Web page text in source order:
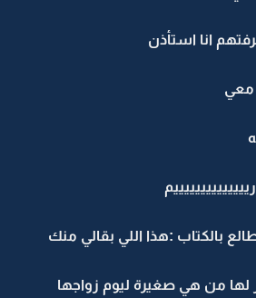
انا استأذن
معي
بالكتاب :هذا اللي بقالي منك
لها من هي صغيرة ليوم زواجها